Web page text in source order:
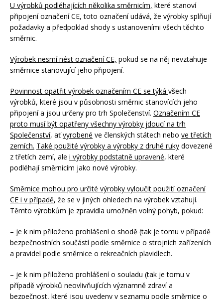
U výrobků podléhajících několika směrnicím, které stanoví
připojení označení CE, toto označení udává, že výrobky splňují
požadavky a předpoklad shody s ustanoveními všech těchto
směrnic.
Výrobek nesmí nést označení CE, pokud se na něj nevztahuje
směrnice stanovující jeho připojení.
Povinnost opatřit výrobek označením CE se týká všech
výrobků, které jsou v působnosti směrnic stanovících jeho
připojení a jsou určeny pro trh Společenství. Označením CE
proto musí být opatřeny všechny výrobky jdoucí na trh
Společenství, aťvyrobené ve členských státech nebo ve třetích
zemích. Také použité výrobky a výrobky z druhé ruky dovezené
z třetích zemí, ale i výrobky podstatně upravené, které
podléhají směrnicím jako nové výrobky.
Směrnice mohou pro určité výrobky vyloučit použití označení
CE i v případě, že se v jiných ohledech na výrobek vztahují.
Těmto výrobkům je zpravidla umožněn volný pohyb, pokud:
– je k nim přiloženo prohlášení o shodě (tak je tomu v případě
bezpečnostních součástí podle směrnice o strojních zařízeních
a pravidel podle směrnice o rekreačních plavidlech.
– je k nim přiloženo prohlášení o souladu (tak je tomu v
případě výrobků neovlivňujících významně zdraví a
bezpečnost, které jsou uvedeny v seznamu podle směrnice o